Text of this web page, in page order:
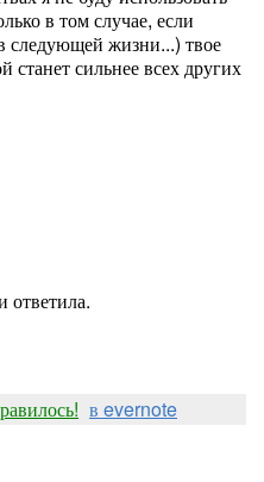
в том случае, если
следующей жизни...) твое
станет сильнее всех других
ответила.
в evernote